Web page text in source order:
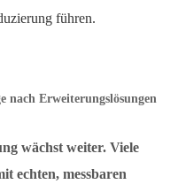
führen.
nach Erweiterungslösungen
wächst weiter. Viele
echten, messbaren